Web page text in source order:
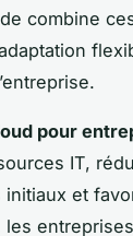
combine
pour
IT,
et
les